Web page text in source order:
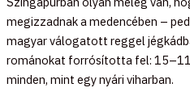
megizzadnak a medencében –
magyar válogatott reggel
románokat forrósította fel:
minden, mint egy nyári viharban.